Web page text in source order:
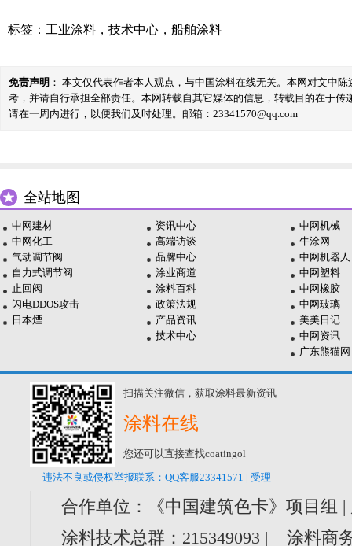
标签： 工业涂料 ， 技术中心 ， 船舶涂料
免责声明 ： 本文仅代表作者本人观点，与中国涂料在线无关。本网对文中
考，并请自行承担全部责任。本网转载自其它媒体的信息，转载目的在于
请在一周内进行，以便我们及时处理。邮箱：23341570@qq.com
全站地图
中网建材
中网化工
气动调节阀
自力式调节阀
止回阀
闪电DDOS攻击
日本煙
资讯中心
高端访谈
品牌中心
涂业商道
涂料百科
政策法规
产品资讯
技术中心
中网机械
牛涂网
中网机器人
中网塑料
中网橡胶
中网玻璃
美美日记
中网资讯
广东熊猫网
扫描关注微信，获取涂料最新资讯
涂料在线
您还可以直接查找coatingol
违法不良或侵权举报联系：QQ客服23341571 | 受理
合作单位：《中国建筑色卡》项目组
涂料技术总群：215349093 | 涂料商